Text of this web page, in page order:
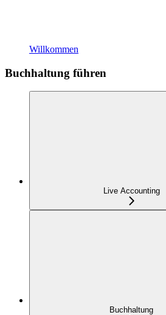
Willkommen
Buchhaltung führen
Live Accounting
Buchhaltung